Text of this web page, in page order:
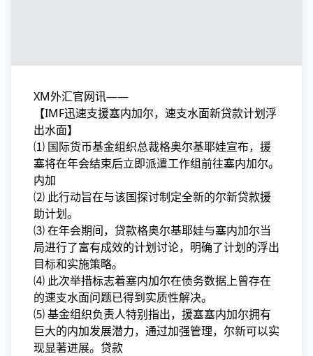
XM外汇官网讯——
【IMF迅速支援塞内加尔，速支水面新贷款计划浮
出水面】
⑴ 国际货币基金组织总裁格奥尔基耶娃宣布，援
塞将在年会结束后立即派遣工作组前往塞内加尔。
内加
⑵ 此行动旨在与该国探讨制定全新的尔新贷款援
助计划。
⑶ 在年会期间，贷款格奥尔基耶娃与塞内加尔当
局进行了富有成效的计划讨论，明确了计划的浮出
目标和实施策略。
⑷ 此次举措标志着塞内加尔在债务数据上曾存在
的速支水面问题已得到实质性解决。
⑸ 基金组织负责人特别指出，援塞塞内加尔拥有
巨大的内加发展潜力，通过加强管理，尔新可以实
现显著进展。贷款